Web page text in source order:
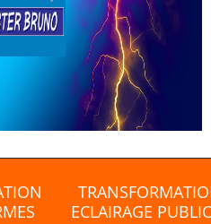
ECLAIRAGE PUBLIC